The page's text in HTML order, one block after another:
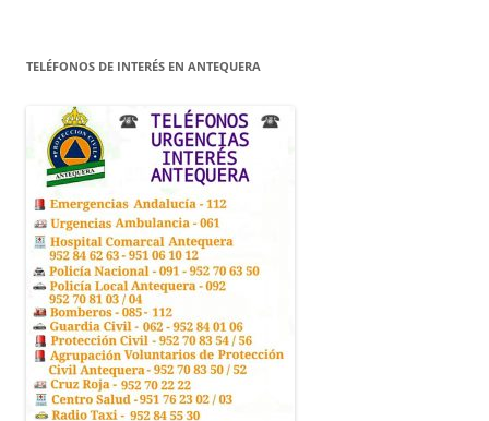
TELÉFONOS DE INTERÉS EN ANTEQUERA